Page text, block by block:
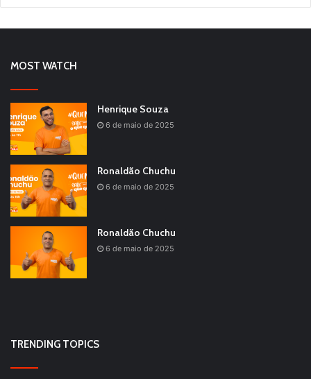
MOST WATCH
Henrique Souza
6 de maio de 2025
Ronaldão Chuchu
6 de maio de 2025
Ronaldão Chuchu
6 de maio de 2025
TRENDING TOPICS